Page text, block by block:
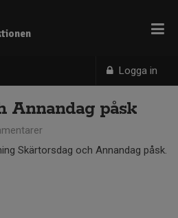
Logga in
Annandag påsk
Skärtorsdag och Annandag påsk.